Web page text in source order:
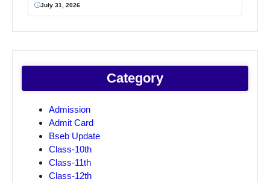
July 31, 2026
Category
Admission
Admit Card
Bseb Update
Class-10th
Class-11th
Class-12th